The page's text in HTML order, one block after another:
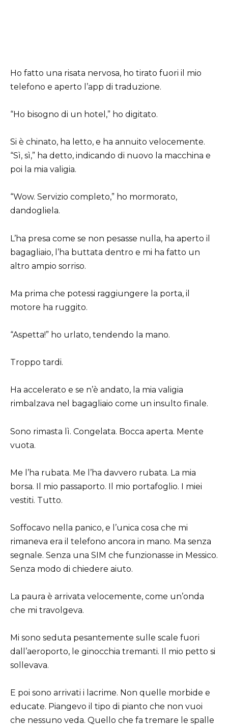
Ho fatto una risata nervosa, ho tirato fuori il mio
telefono e aperto l’app di traduzione.
“Ho bisogno di un hotel,” ho digitato.
Si è chinato, ha letto, e ha annuito velocemente.
“Sì, sì,” ha detto, indicando di nuovo la macchina e
poi la mia valigia.
“Wow. Servizio completo,” ho mormorato,
dandogliela.
L’ha presa come se non pesasse nulla, ha aperto il
bagagliaio, l’ha buttata dentro e mi ha fatto un
altro ampio sorriso.
Ma prima che potessi raggiungere la porta, il
motore ha ruggito.
“Aspetta!” ho urlato, tendendo la mano.
Troppo tardi.
Ha accelerato e se n’è andato, la mia valigia
rimbalzava nel bagagliaio come un insulto finale.
Sono rimasta lì. Congelata. Bocca aperta. Mente
vuota.
Me l’ha rubata. Me l’ha davvero rubata. La mia
borsa. Il mio passaporto. Il mio portafoglio. I miei
vestiti. Tutto.
Soffocavo nella panico, e l’unica cosa che mi
rimaneva era il telefono ancora in mano. Ma senza
segnale. Senza una SIM che funzionasse in Messico.
Senza modo di chiedere aiuto.
La paura è arrivata velocemente, come un’onda
che mi travolgeva.
Mi sono seduta pesantemente sulle scale fuori
dall’aeroporto, le ginocchia tremanti. Il mio petto si
sollevava.
E poi sono arrivati i lacrime. Non quelle morbide e
educate. Piangevo il tipo di pianto che non vuoi
che nessuno veda. Quello che fa tremare le spalle